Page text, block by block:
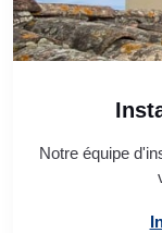
Notre équipe